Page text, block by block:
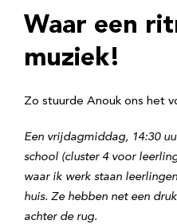
Waar een
muziek!
Zo stuurde Anouk ons het
Een vrijdagmiddag, 14:30
school (cluster 4 voor
waar ik werk staan
huis. Ze hebben net een
achter de rug.